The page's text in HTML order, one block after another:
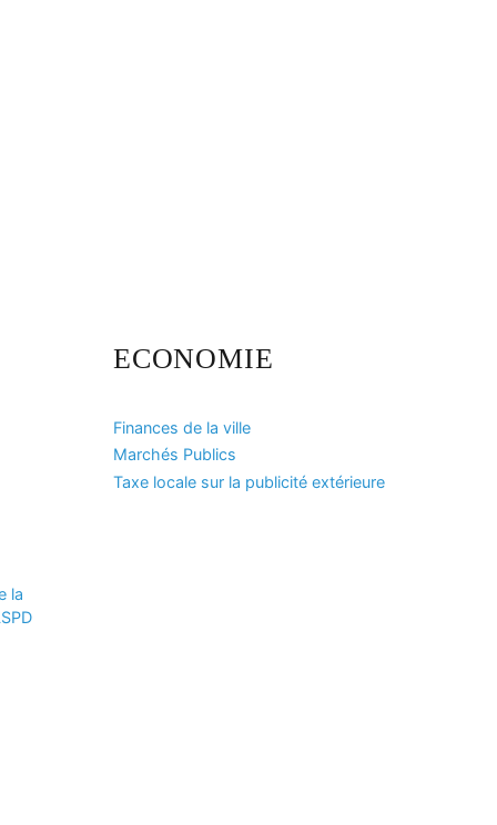
la
ECONOMIE
Finances de la ville
Marchés Publics
Taxe locale sur la publicité extérieure